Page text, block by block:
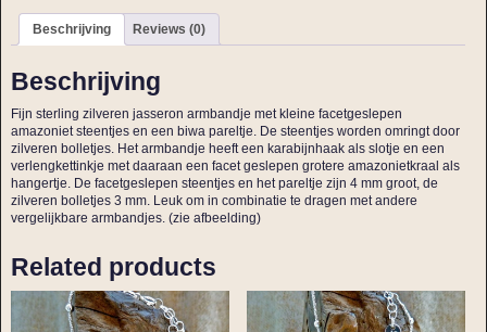
Beschrijving Reviews (0)
Beschrijving
Fijn sterling zilveren jasseron armbandje met kleine facetgeslepen
amazoniet steentjes en een biwa pareltje. De steentjes worden omringt door
zilveren bolletjes. Het armbandje heeft een karabijnhaak als slotje en een
verlengkettinkje met daaraan een facet geslepen grotere amazonietkraal als
hangertje. De facetgeslepen steentjes en het pareltje zijn 4 mm groot, de
zilveren bolletjes 3 mm. Leuk om in combinatie te dragen met andere
vergelijkbare armbandjes. (zie afbeelding)
Related products